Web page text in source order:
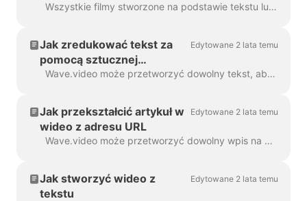
Wszystkie filmy stworzone na podstawie tekstu lub wpisu na blogu nazywamy "Storyboard video", ponieważ mają one skrypt powiązany z poszczególnymi scenami filmu. ...
Jak zredukować tekst za
pomocą sztucznej
inteligencji i stworzyć
Edytowane 2 lata temu
Wave.video może przetworzyć dowolny tekst, aby utworzyć wideo, które wyjaśni, o co chodzi. Możesz ustawić żądany czas trwania i dostroić automatycznie generowany ...
Jak przekształcić artykuł w
wideo z adresu URL
Edytowane 2 lata temu
Wave.video może przetworzyć dowolny wpis na blogu lub artykuł na krótki film, który krótko opowiada o tym, o czym był tekst. Używamy algorytmów sztucznej inteligencji, aby wyodrębnić najbardziej...
Jak stworzyć wideo z
tekstu
Edytowane 2 lata temu